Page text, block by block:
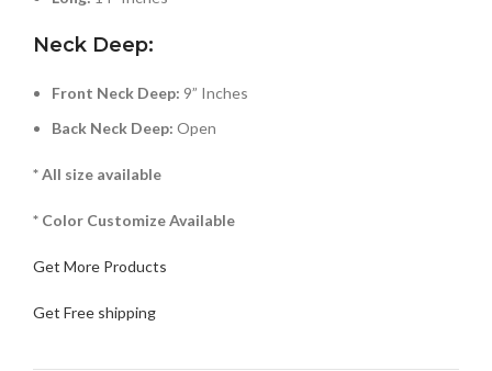
Neck Deep:
Front Neck Deep: 9” Inches
Back Neck Deep: Open
* All size available
* Color Customize Available
Get More Products
Get Free shipping